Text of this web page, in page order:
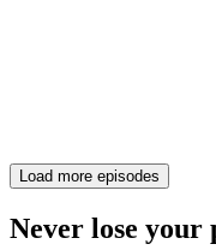
Load more episodes
Never lose your